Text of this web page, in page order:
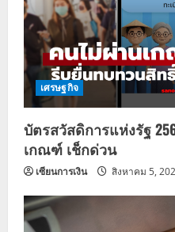
เศรษฐกิจ
บัตรสวัสดิการแห่งรัฐ
เกณฑ์ เช็กด่วน
เซียนการเงิน สิงหาคม 5,